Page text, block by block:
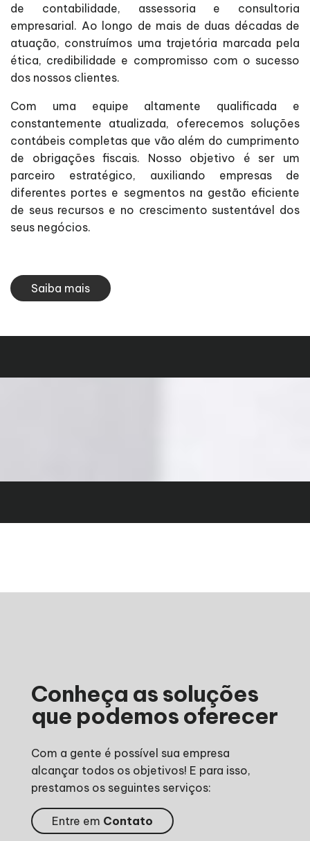
de contabilidade, assessoria e consultoria
empresarial. Ao longo de mais de duas décadas de
atuação, construímos uma trajetória marcada pela
ética, credibilidade e compromisso com o sucesso
dos nossos clientes.
Com uma equipe altamente qualificada e
constantemente atualizada, oferecemos soluções
contábeis completas que vão além do cumprimento
de obrigações fiscais. Nosso objetivo é ser um
parceiro estratégico, auxiliando empresas de
diferentes portes e segmentos na gestão eficiente
de seus recursos e no crescimento sustentável dos
seus negócios.
Saiba mais
Conheça as soluções
que podemos oferecer
Com a gente é possível sua empresa
alcançar todos os objetivos! E para isso,
prestamos os seguintes serviços:
Entre em Contato